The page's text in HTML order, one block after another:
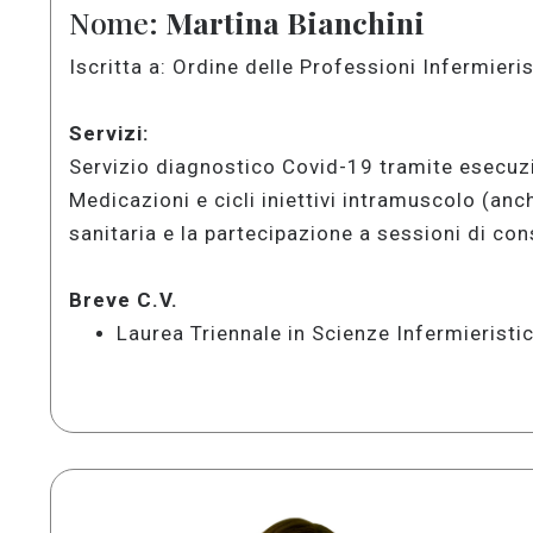
Nome: Martina Bianchini
Iscritta a: Ordine delle Professioni
Servizi:
Servizio diagnostico Covid-19 tramite
Medicazioni e cicli iniettivi intramuscolo
sanitaria e la partecipazione a sessioni di
Breve C.V.
Laurea Triennale in Scienze